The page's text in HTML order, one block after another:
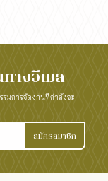
ทางอีเมล
มการจัดงานที่กำลังจะ
สมัครสมาชิก